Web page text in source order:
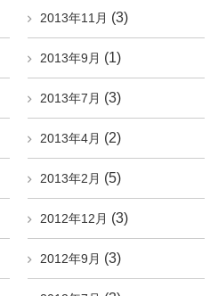
2013年11月 (3)
2013年9月 (1)
2013年7月 (3)
2013年4月 (2)
2013年2月 (5)
2012年12月 (3)
2012年9月 (3)